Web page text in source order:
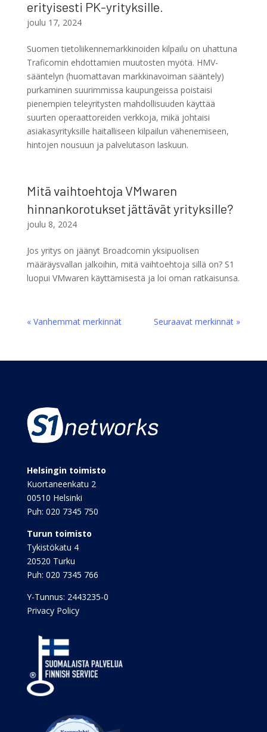
erityisesti PK-yrityksille.
joulu 17, 2024
Suomen tietoliikennemarkkinoiden kilpailu on uhattuna
Traficomin ehdottamien muutosten myötä. HMV-
sääntelyn (huomattavan markkinavoiman sääntely)
purkaminen suurimmissa kaupungeissa poistaisi
pienempien teleyritysten mahdollisuuden käyttää
suurten operaattoreiden verkkoja, mikä johtaisi
asiakasyrityksille haitalliseen kilpailun vähenemiseen,
hintojen nousuun ja palvelutason laskuun.
Mitä vaihtoehtoja VMwaren
hinnankorotukset jättävät yrityksille?
joulu 8, 2024
Jos yritys on jäänyt Broadcomin yksipuolisen
määräysvallan jalkoihin, mitä vaihtoehtoja sillä on? S1
luopui VMwaren käyttämisestä ja loi oman ratkaisunsa.
« Vanhemmat merkinnät Seuraavat merkinnät »
Helsingin toimisto
Kuortaneenkatu 2
00510 Helsinki
Puh: 020 7345 750
Turun toimisto
Tykistökatu 4
20520 Turku
Puh: 020 7345 766
Y-Tunnus: 2443235-0
Privacy Policy